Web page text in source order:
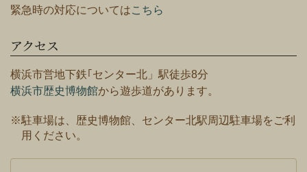
緊急時の対応についてはこちら
アクセス
横浜市営地下鉄｢センター北」駅徒歩8分
横浜市歴史博物館から遊歩道があります。
※駐車場は、歴史博物館、センター北駅周辺駐車場をご利
用ください。